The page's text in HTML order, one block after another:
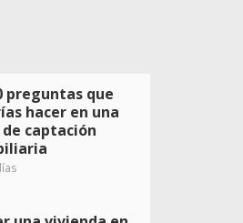
preguntas que
hacer en una
captación